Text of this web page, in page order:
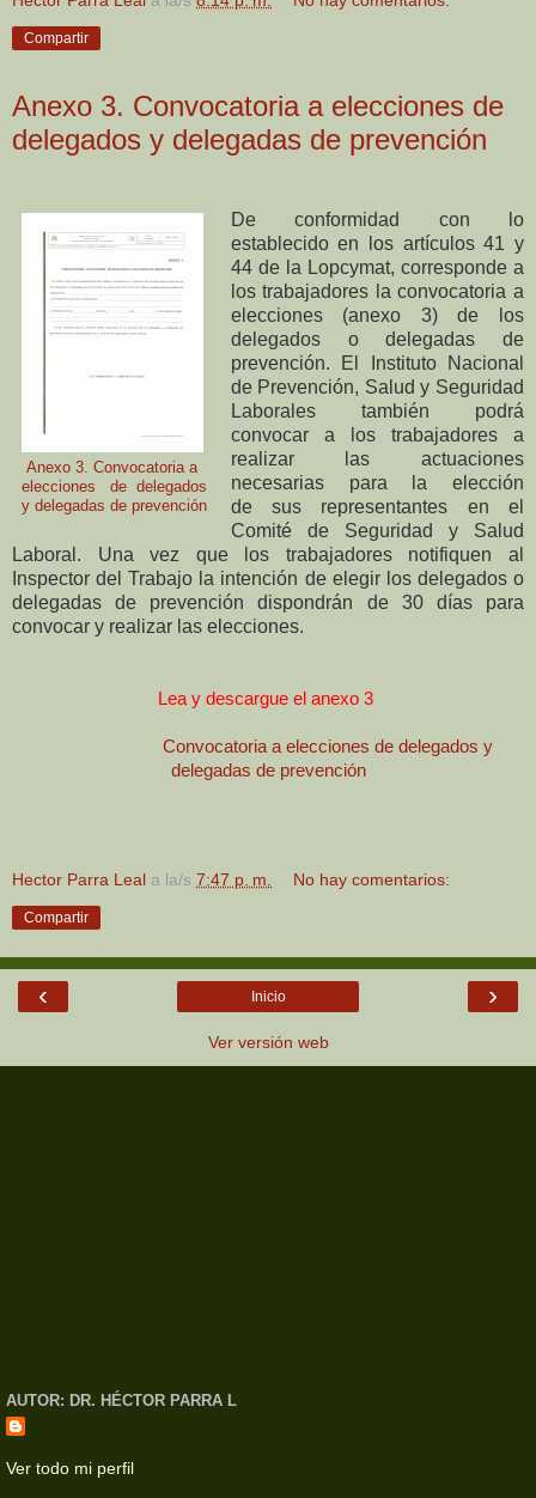
Compartir
Anexo 3. Convocatoria a elecciones de
delegados y delegadas de prevención
Anexo 3. Convocatoria a
elecciones de delegados
y delegadas de prevención
De conformidad con lo
establecido en los artículos 41 y
44 de la Lopcymat, corresponde a
los trabajadores la convocatoria a
elecciones (anexo 3) de los
delegados o delegadas de
prevención. El Instituto Nacional
de Prevención, Salud y Seguridad
Laborales también podrá
convocar a los trabajadores a
realizar las actuaciones
necesarias para la elección
de sus representantes en el
Comité de Seguridad y Salud
Laboral. Una vez que los trabajadores notifiquen al
Inspector del Trabajo la intención de elegir los delegados o
delegadas de prevencióndispondrán de 30 días para
convocar y realizar las elecciones.
Lea y descargue el anexo 3
Convocatoria a elecciones de delegados y
delegadas de prevención
Hector Parra Leal a la/s 7:47 p. m. No hay comentarios:
Compartir
‹ ›
Inicio
Ver versión web
AUTOR: DR. HÉCTOR PARRA L
Ver todo mi perfil